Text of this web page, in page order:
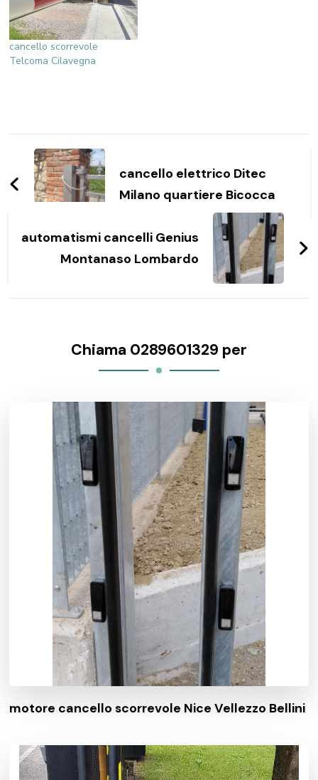
cancello scorrevole
Telcoma Cilavegna
Navigazione
articoli
cancello elettrico Ditec
Milano quartiere Bicocca
automatismi cancelli Genius
Montanaso Lombardo
Chiama 0289601329 per
motore cancello scorrevole Nice Vellezzo Bellini